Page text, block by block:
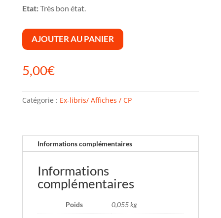
Etat:Très bon état.
AJOUTER AU PANIER
5,00€
Catégorie : Ex-libris/ Affiches / CP
Informations complémentaires
Informations
complémentaires
Poids 0,055 kg